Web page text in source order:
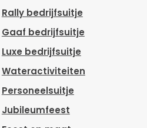
Rally bedrijfsuitje
Gaaf bedrijfsuitje
Luxe bedrijfsuitje
Wateractiviteiten
Personeelsuitje
Jubileumfeest